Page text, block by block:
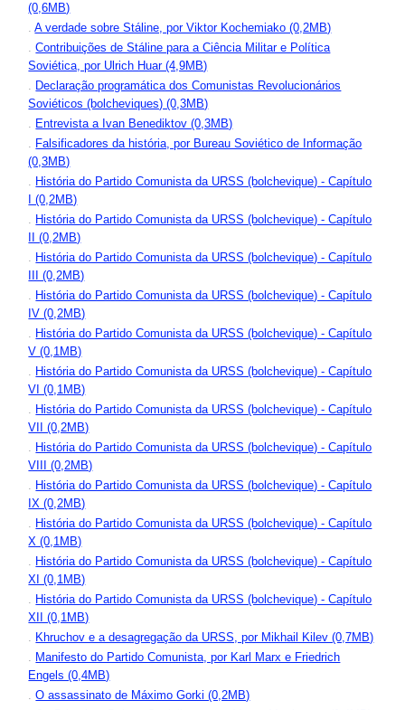
(0,6MB)
.A verdade sobre Stáline, por Viktor Kochemiako (0,2MB)
.Contribuições de Stáline para a Ciência Militar e Política
Soviética, por Ulrich Huar (4,9MB)
. Declaração programática dos Comunistas Revolucionários
Soviéticos (bolcheviques) (0,3MB)
. Entrevista a Ivan Benediktov (0,3MB)
. Falsificadores da história, por Bureau Soviético de Informação
(0,3MB)
. História do Partido Comunista da URSS (bolchevique) - Capítulo
I (0,2MB)
. História do Partido Comunista da URSS (bolchevique) - Capítulo
II (0,2MB)
. História do Partido Comunista da URSS (bolchevique) - Capítulo
III (0,2MB)
. História do Partido Comunista da URSS (bolchevique) - Capítulo
IV (0,2MB)
. História do Partido Comunista da URSS (bolchevique) - Capítulo
V (0,1MB)
. História do Partido Comunista da URSS (bolchevique) - Capítulo
VI (0,1MB)
. História do Partido Comunista da URSS (bolchevique) - Capítulo
VII (0,2MB)
. História do Partido Comunista da URSS (bolchevique) - Capítulo
VIII (0,2MB)
. História do Partido Comunista da URSS (bolchevique) - Capítulo
IX (0,2MB)
. História do Partido Comunista da URSS (bolchevique) - Capítulo
X (0,1MB)
. História do Partido Comunista da URSS (bolchevique) - Capítulo
XI (0,1MB)
. História do Partido Comunista da URSS (bolchevique) - Capítulo
XII (0,1MB)
. Khruchov e a desagregação da URSS, por Mikhail Kilev (0,7MB)
. Manifesto do Partido Comunista, por Karl Marx e Friedrich
Engels (0,4MB)
.O assassinato de Máximo Gorki (0,2MB)